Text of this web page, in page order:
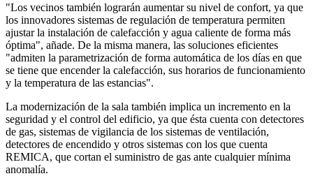
"Los vecinos también lograrán aumentar su nivel de confort, ya que
los innovadores sistemas de regulación de temperatura permiten
ajustar la instalación de calefacción y agua caliente de forma más
óptima", añade. De la misma manera, las soluciones eficientes
"admiten la parametrización de forma automática de los días en que
se tiene que encender la calefacción, sus horarios de funcionamiento
y la temperatura de las estancias".
La modernización de la sala también implica un incremento en la
seguridad y el control del edificio, ya que ésta cuenta con detectores
de gas, sistemas de vigilancia de los sistemas de ventilación,
detectores de encendido y otros sistemas con los que cuenta
REMICA, que cortan el suministro de gas ante cualquier mínima
anomalía.